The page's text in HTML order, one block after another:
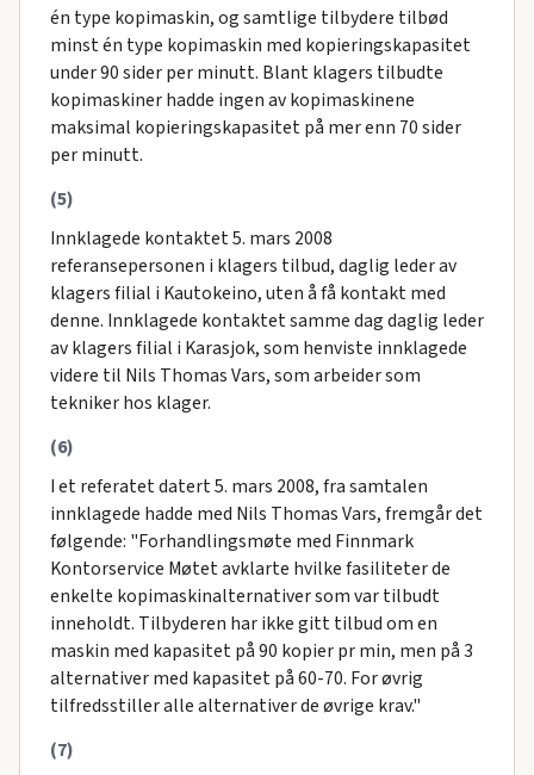
én type kopimaskin, og samtlige tilbydere tilbød
minst én type kopimaskin med kopieringskapasitet
under 90 sider per minutt. Blant klagers tilbudte
kopimaskiner hadde ingen av kopimaskinene
maksimal kopieringskapasitet på mer enn 70 sider
per minutt.
(5)
Innklagede kontaktet 5. mars 2008
referansepersonen i klagers tilbud, daglig leder av
klagers filial i Kautokeino, uten å få kontakt med
denne. Innklagede kontaktet samme dag daglig leder
av klagers filial i Karasjok, som henviste innklagede
videre til Nils Thomas Vars, som arbeider som
tekniker hos klager.
(6)
I et referatet datert 5. mars 2008, fra samtalen
innklagede hadde med Nils Thomas Vars, fremgår det
følgende: "Forhandlingsmøte med Finnmark
Kontorservice Møtet avklarte hvilke fasiliteter de
enkelte kopimaskinalternativer som var tilbudt
inneholdt. Tilbyderen har ikke gitt tilbud om en
maskin med kapasitet på 90 kopier pr min, men på 3
alternativer med kapasitet på 60-70. For øvrig
tilfredsstiller alle alternativer de øvrige krav."
(7)